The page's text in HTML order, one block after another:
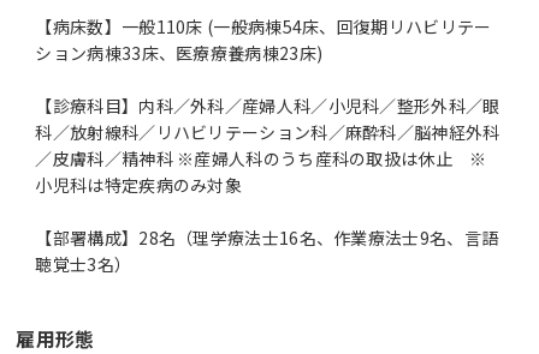
【病床数】一般110床 (一般病棟54床、回復期リハビリテー
ション病棟33床、医療療養病棟23床)
【診療科目】内科／外科／産婦人科／小児科／整形外科／眼
科／放射線科／リハビリテーション科／麻酔科／脳神経外科
／皮膚科／精神科 ※産婦人科のうち産科の取扱は休止 ※
小児科は特定疾病のみ対象
【部署構成】28名（理学療法士16名、作業療法士9名、言語
聴覚士3名）
雇用形態